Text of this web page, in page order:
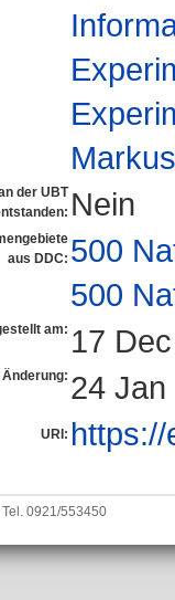
der UBT Nein
aus DDC: 500
500
am: 17
24
URI:
0921/553450